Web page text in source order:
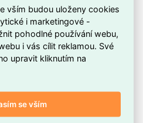
RIGHT ON-OFF W najdete v
zdroje a LED osvětlení,
kód dodavatele .
RIGHT ON-OFF W nabízíme
T-CONNECTOR RIGHT
vším budou uloženy cookies
i marketingové -
pohodlné používání webu,
i vás cílit reklamou. Své
upravit kliknutím na
se vším